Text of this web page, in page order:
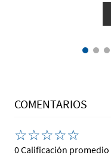
COMENTARIOS
☆☆☆☆☆
0 Calificación promedio